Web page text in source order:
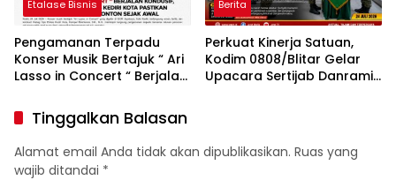
Etalase Bisnis
Pengamanan Terpadu
Konser Musik Bertajuk “ Ari
Lasso in Concert “ Berjalan
Polres Kediri Kota Pastikan
Keamanan Penonton Sejak
Awal
Berita
Perkuat Kinerja Satuan,
Kodim 0808/Blitar Gelar
Upacara Sertijab Danramil
Tinggalkan Balasan
Alamat email Anda tidak akan dipublikasikan. Ruas yang
wajib ditandai *